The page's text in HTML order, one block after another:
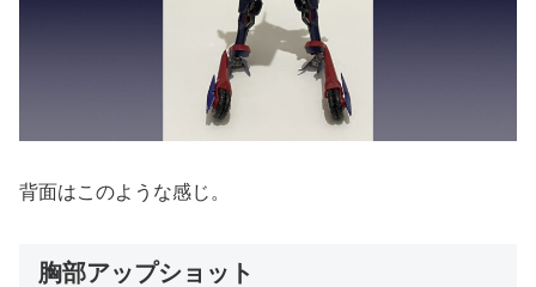
背面はこのような感じ。
胸部アップショット